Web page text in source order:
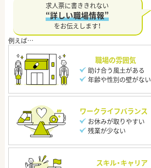
求人票に書ききれない
“詳しい職場情報”
をお伝えします！
職場の雰囲気
助け合う風土がある
年齢や性別の壁がない
ワークライフバランス
お休みが取りやすい
残業が少ない
スキル・キャリア